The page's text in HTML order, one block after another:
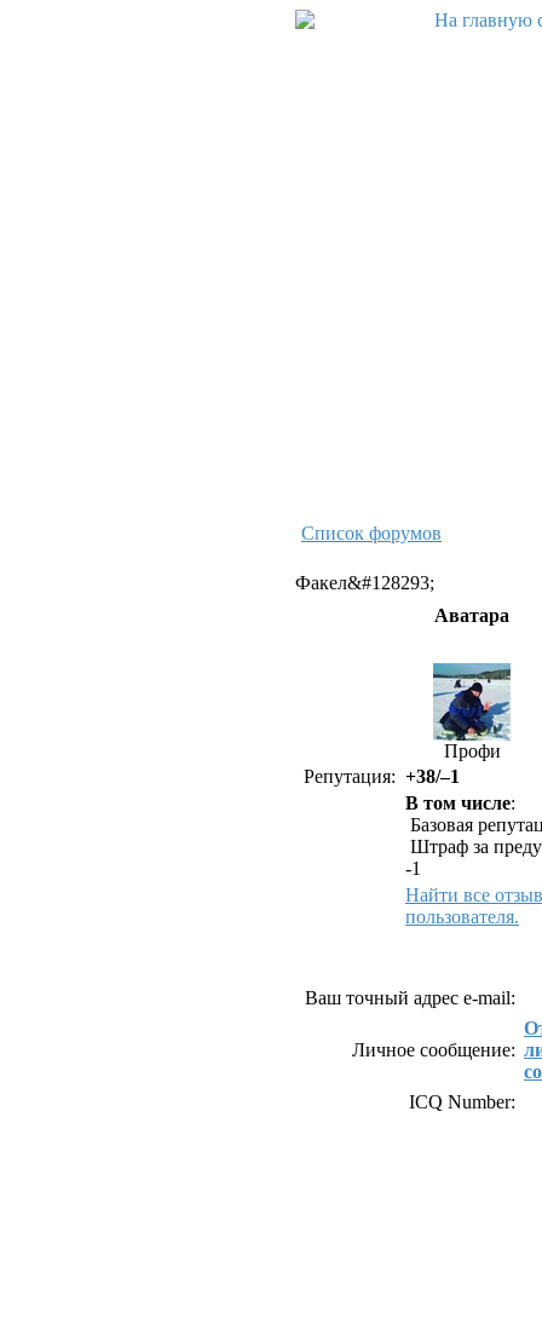
Список форумов
Факел&#128293;
Аватара
Профи
Репутация: +38/–1
В том числе:
Базовая
Штраф за
-1
Найти все
пользователя.
Ваш точный адрес e-mail:
Личное сообщение:
ICQ Number: